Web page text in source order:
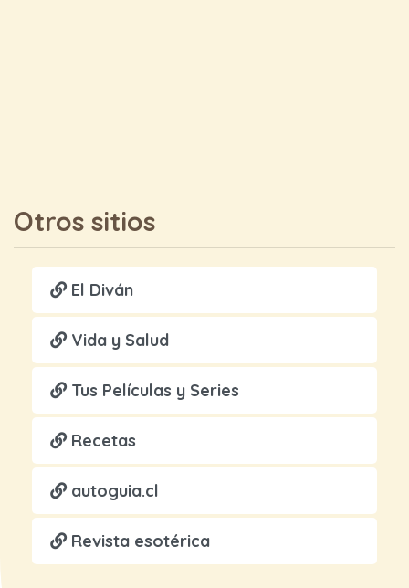
Otros sitios
El Diván
Vida y Salud
Tus Películas y Series
Recetas
autoguia.cl
Revista esotérica